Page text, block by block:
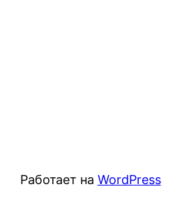
Работает на WordPress